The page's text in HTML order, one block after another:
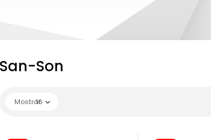
San-Son
Mostrar
16